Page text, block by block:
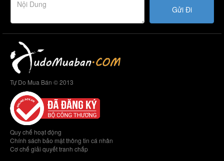
Gửi Đi
Tự Do Mua Bán © 2013
Quy chế hoạt động
Chính sách bảo mật thông tin cá nhân
Cơ chế giải quyết tranh chấp